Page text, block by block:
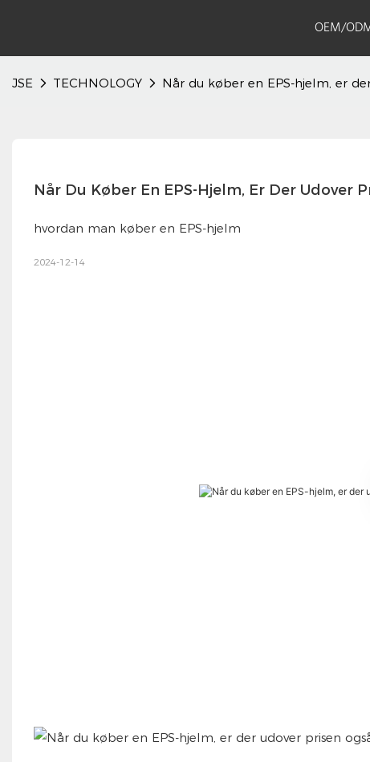
OEM/
JSE TECHNOLOGY Når du køber en EPS-hjelm, er
Når Du Køber En EPS-Hjelm, Er Der Udover
hvordan man køber en EPS-hjelm
2024-12-14